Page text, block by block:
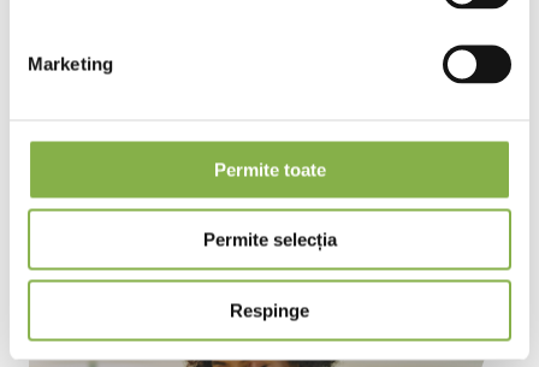
Marketing
Permite toate
Permite selecția
Respinge